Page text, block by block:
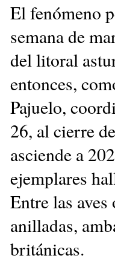
El fenómeno
semana de
del litoral
entonces,
Pajuelo,
26, al cierre
asciende a
ejemplares
Entre las
anilladas,
británicas.